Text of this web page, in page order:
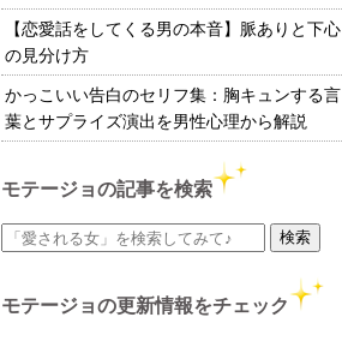
【恋愛話をしてくる男の本音】脈ありと下心
の見分け方
かっこいい告白のセリフ集：胸キュンする言
葉とサプライズ演出を男性心理から解説
モテージョの記事を検索
モテージョの更新情報をチェック